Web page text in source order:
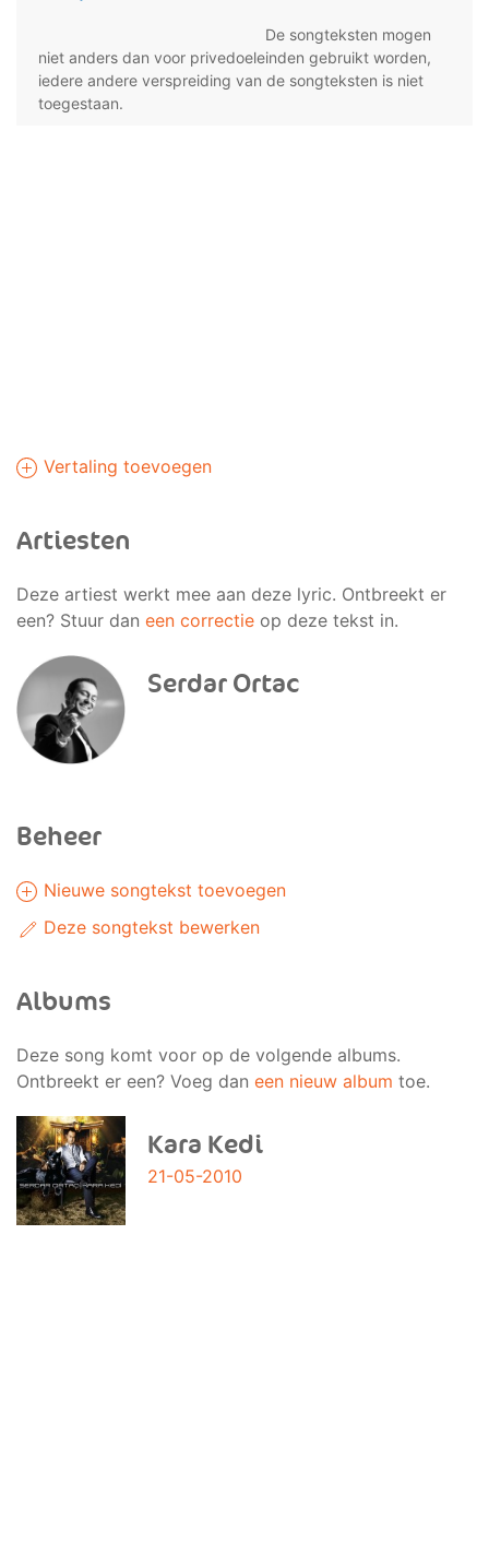
De songteksten mogen
niet anders dan voor privedoeleinden gebruikt worden,
iedere andere verspreiding van de songteksten is niet
toegestaan.
Vertaling toevoegen
Artiesten
Deze artiest werkt mee aan deze lyric. Ontbreekt er
een? Stuur dan een correctie op deze tekst in.
Serdar Ortac
Beheer
Nieuwe songtekst toevoegen
Deze songtekst bewerken
Albums
Deze song komt voor op de volgende albums.
Ontbreekt er een? Voeg dan een nieuw album toe.
Kara Kedi
21-05-2010